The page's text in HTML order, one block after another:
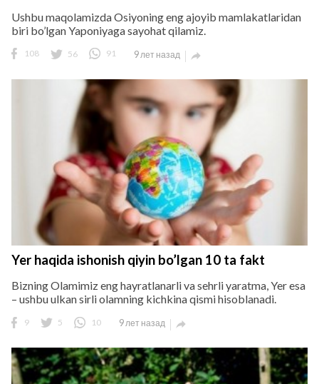
Ushbu maqolamizda Osiyoning eng ajoyib mamlakatlaridan
biri bo’lgan Yaponiyaga sayohat qilamiz.
108 56 91 9 лет назад 
Yer haqida ishonish qiyin bo’lgan 10 ta fakt
Bizning Olamimiz eng hayratlanarli va sehrli yaratma, Yer esa
– ushbu ulkan sirli olamning kichkina qismi hisoblanadi.
9 5 10 9 лет назад 